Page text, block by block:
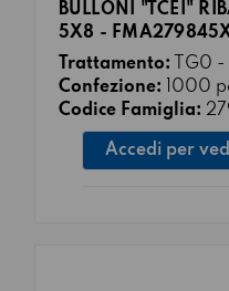
BULLONI "TCEI"
5X8 -
Trattamento: TG0 -
Confezione: 1000
Codice Famiglia:
Accedi per